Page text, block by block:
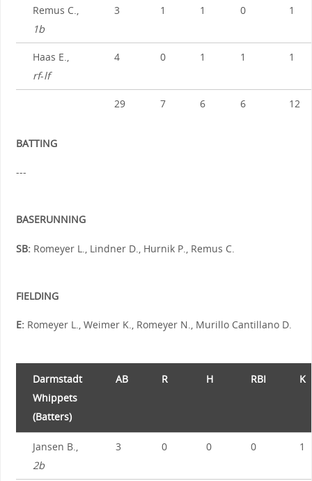
Remus C.,
1b
3 1 1 0 1
Haas E.,
rf-lf
4 0 1 1 1
29 7 6 6 12
BATTING
---
BASERUNNING
SB:Romeyer L., Lindner D., Hurnik P., Remus C.
FIELDING
E:Romeyer L., Weimer K., Romeyer N., Murillo Cantillano D.
Darmstadt
Whippets
(Batters)
AB R H RBI K
Jansen B.,
2b
3 0 0 0 1